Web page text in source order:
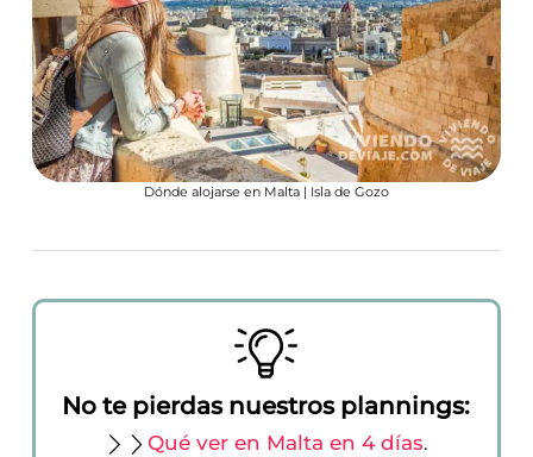
Dónde alojarse en Malta | Isla de Gozo
No te pierdas nuestros plannings:
Qué ver en Malta en 4 días.